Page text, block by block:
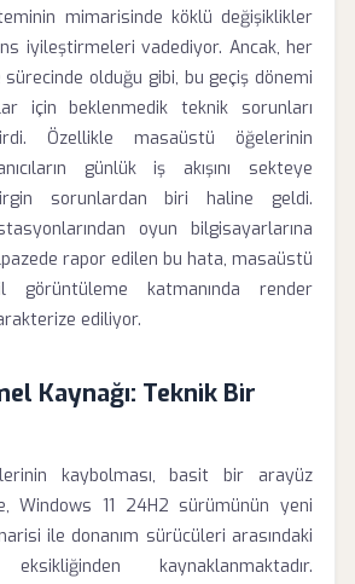
mimarisinde köklü değişiklikler
iyileştirmeleri vadediyor. Ancak, her
olduğu gibi, bu geçiş dönemi
için beklenmedik teknik sorunları
Özellikle masaüstü öğelerinin
günlük iş akışını sekteye
sorunlardan biri haline geldi.
oyun bilgisayarlarına
rapor edilen bu hata, masaüstü
görüntüleme katmanında render
ediliyor.
Kaynağı: Teknik Bir
kaybolması, basit bir arayüz
Windows 11 24H2 sürümünün yeni
ile donanım sürücüleri arasındaki
kaynaklanmaktadır.